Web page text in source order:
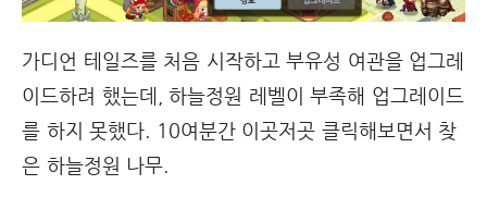
가디언 테일즈를 처음 시작하고 부유성 여관을 업그레
이드하려 했는데, 하늘정원 레벨이 부족해 업그레이드
를 하지 못했다. 10여분간 이곳저곳 클릭해보면서 찾
은 하늘정원 나무.